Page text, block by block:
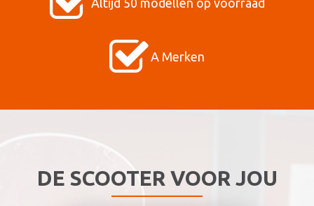
A Merken
DE SCOOTER VOOR JOU